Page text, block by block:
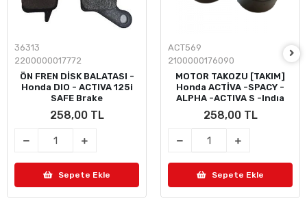
36313
2200000017772
ÖN FREN DİSK BALATASI -
Honda DIO - ACTIVA 125i
SAFE Brake
258,00 TL
Sepete Ekle
ACT569
2100000176090
MOTOR TAKOZU [TAKIM]
Honda ACTİVA -SPACY -
ALPHA -ACTIVA S -Indıa
258,00 TL
Sepete Ekle